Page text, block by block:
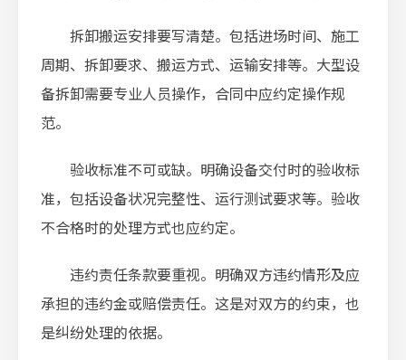
拆卸搬运安排要写清楚。包括进场时间、施工
周期、拆卸要求、搬运方式、运输安排等。大型设
备拆卸需要专业人员操作，合同中应约定操作规
范。
验收标准不可或缺。明确设备交付时的验收标
准，包括设备状况完整性、运行测试要求等。验收
不合格时的处理方式也应约定。
违约责任条款要重视。明确双方违约情形及应
承担的违约金或赔偿责任。这是对双方的约束，也
是纠纷处理的依据。